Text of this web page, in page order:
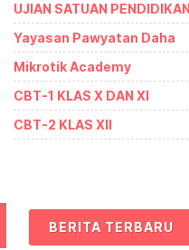
UJIAN SATUAN PENDIDIKAN
Yayasan Pawyatan Daha
Mikrotik Academy
CBT-1 KLAS X DAN XI
CBT-2 KLAS XII
BERITA TERBARU